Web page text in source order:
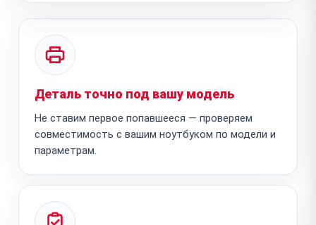
Деталь точно под вашу модель
Не ставим первое попавшееся — проверяем
совместимость с вашим ноутбуком по модели и
параметрам.